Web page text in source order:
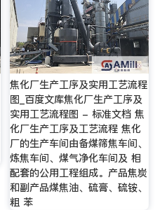
焦化厂生产工序及实用工艺流程
图_百度文库焦化厂生产工序及
实用工艺流程图 - 标准文档 焦
化厂生产工序及工艺流程 焦化
厂的生产车间由备煤筛焦车间、
炼焦车间、煤气净化车间及 相
配套的公用工程组成。产品焦炭
和副产品煤焦油、硫膏、硫铵、
粗 苯